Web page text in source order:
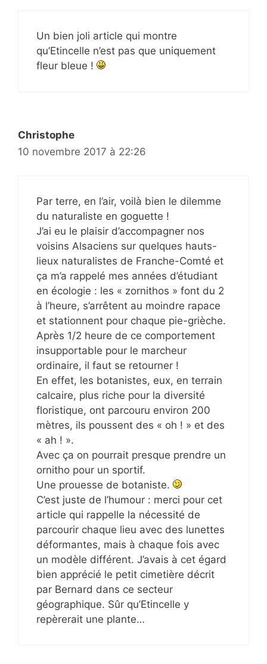
Un bien joli article qui montre
qu’Etincelle n’est pas que uniquement
fleur bleue !
Christophe
10 novembre 2017 à 22:26
Par terre, en l’air, voilà bien le dilemme
du naturaliste en goguette !
J’ai eu le plaisir d’accompagner nos
voisins Alsaciens sur quelques hauts-
lieux naturalistes de Franche-Comté et
ça m’a rappelé mes années d’étudiant
en écologie : les « zornithos » font du 2
à l’heure, s’arrêtent au moindre rapace
et stationnent pour chaque pie-grièche.
Après 1/2 heure de ce comportement
insupportable pour le marcheur
ordinaire, il faut se retourner !
En effet, les botanistes, eux, en terrain
calcaire, plus riche pour la diversité
floristique, ont parcouru environ 200
mètres, ils poussent des « oh ! » et des
« ah ! ».
Avec ça on pourrait presque prendre un
ornitho pour un sportif.
Une prouesse de botaniste.
C’est juste de l’humour : merci pour cet
article qui rappelle la nécessité de
parcourir chaque lieu avec des lunettes
déformantes, mais à chaque fois avec
un modèle différent. J’avais à cet égard
bien apprécié le petit cimetière décrit
par Bernard dans ce secteur
géographique. Sûr qu’Etincelle y
repèrerait une plante…